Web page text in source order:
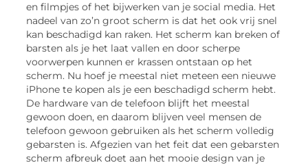
en filmpjes of het bijwerken van je social media. Het
nadeel van zo’n groot scherm is dat het ook vrij snel
kan beschadigd kan raken. Het scherm kan breken of
barsten als je het laat vallen en door scherpe
voorwerpen kunnen er krassen ontstaan op het
scherm. Nu hoef je meestal niet meteen een nieuwe
iPhone te kopen als je een beschadigd scherm hebt.
De hardware van de telefoon blijft het meestal
gewoon doen, en daarom blijven veel mensen de
telefoon gewoon gebruiken als het scherm volledig
gebarsten is. Afgezien van het feit dat een gebarsten
scherm afbreuk doet aan het mooie design van je